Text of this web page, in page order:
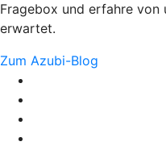
Fragebox und erfahre von
erwartet.
Zum Azubi-Blog